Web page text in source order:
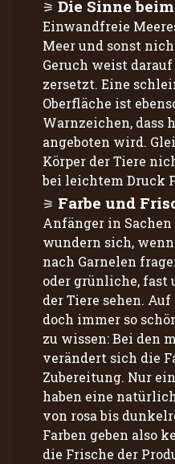
Die Sinne
Einwandfreie
Meer und sonst
Geruch weist
zersetzt. Eine
Oberfläche ist
Warnzeichen, dass
angeboten wird.
Körper der Tiere
bei leichtem Druck
Farbe und
Anfänger in
wundern sich,
nach Garnelen
oder grünliche, fast
der Tiere sehen.
doch immer so
zu wissen: Bei den
verändert sich die
Zubereitung. Nur
haben eine
von rosa bis
Farben geben also
die Frische der